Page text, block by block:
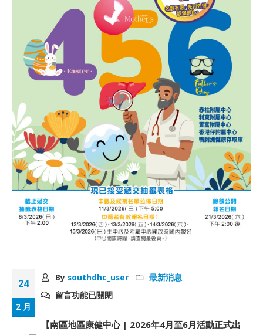
24
2 月
By southdhc_user
最新消息
留言功能已關閉
【南區地區康健中心 | 2026年4月至6月活動正式出